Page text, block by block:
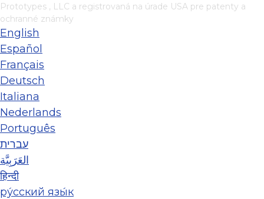
Prototypes , LLC a registrovaná na úrade USA pre patenty a
ochranné známky
English
Español
Français
Deutsch
Italiana
Nederlands
Português
עברית
العَرَبِيَّة
हिन्दी
ру́сский язы́к